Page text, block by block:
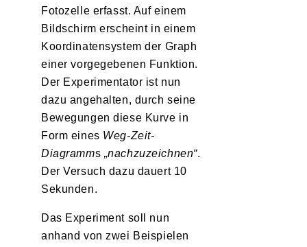
Fotozelle erfasst. Auf einem
Bildschirm erscheint in einem
Koordinatensystem der Graph
einer vorgegebenen Funktion.
Der Experimentator ist nun
dazu angehalten, durch seine
Bewegungen diese Kurve in
Form eines Weg-Zeit-
Diagramms „nachzuzeichnen“.
Der Versuch dazu dauert 10
Sekunden.
Das Experiment soll nun
anhand von zwei Beispielen